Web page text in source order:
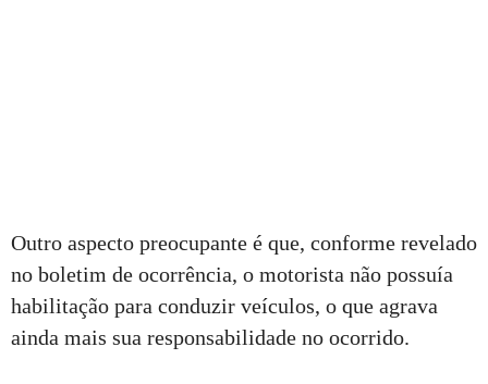
Outro aspecto preocupante é que, conforme revelado
no boletim de ocorrência, o motorista não possuía
habilitação para conduzir veículos, o que agrava
ainda mais sua responsabilidade no ocorrido.